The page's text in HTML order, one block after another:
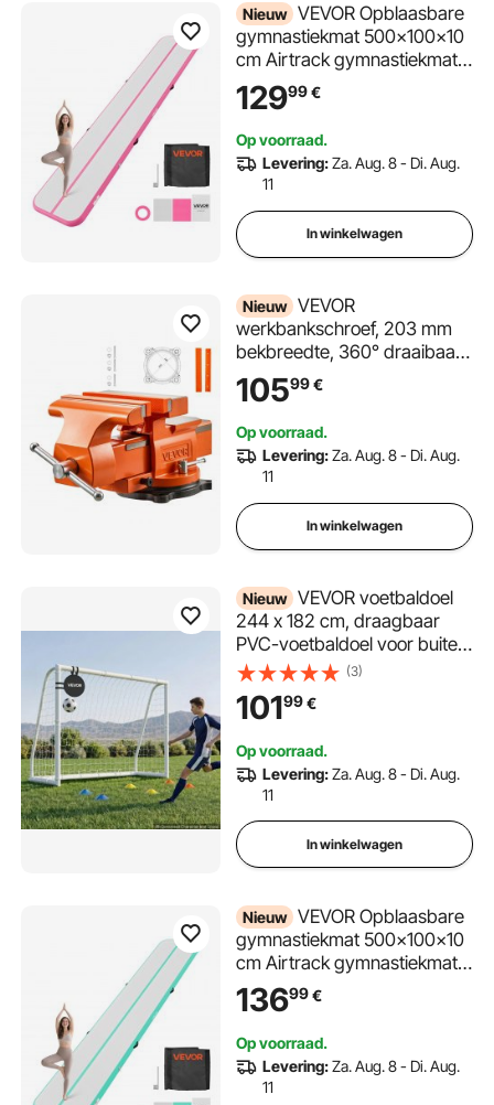
Nieuw VEVOR Opblaasbare
gymnastiekmat 500x100x10
cm Airtrack gymnastiekmat
voor training,
wedstrijdsporten en yoga,
met antislipoppervlak, 600W
elektrische luchtpomp,
reparatiepatch, mondstukken
12999€
Op voorraad.
Levering:Za. Aug. 8 - Di. Aug.
11
In winkelwagen
Nieuw VEVOR
werkbankschroef, 203 mm
bekbreedte, 360° draaibaar,
voor zagen, slijpen, boren en
pijpsnijden, 25 kN
klemkracht, met
snelontgrendelingshendel,
aambeeld, schroeven en
10599€
Op voorraad.
Levering:Za. Aug. 8 - Di. Aug.
11
In winkelwagen
Nieuw VEVOR voetbaldoel
244 x 182 cm, draagbaar
PVC-voetbaldoel voor buiten
met PE-net, voor tuinen,
parken en scholen,
weerbestendig, met
Oxford-tas en stabiel tot
meer dan 110 km/u.
(3)
10199€
Op voorraad.
Levering:Za. Aug. 8 - Di. Aug.
11
In winkelwagen
Nieuw VEVOR Opblaasbare
gymnastiekmat 500x100x10
cm Airtrack gymnastiekmat
voor training, wedstrijden en
yoga, met antislipoppervlak,
600W elektrische luchtpomp,
reparatiepatch, mondstukken
en tas, mintgroen
13699€
Op voorraad.
Levering:Za. Aug. 8 - Di. Aug.
11